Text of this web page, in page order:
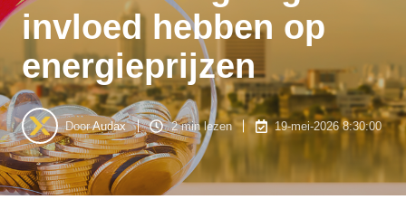
invloed hebben op
energieprijzen
DoorAudax 2 min lezen 19-mei-2026 8:30:00